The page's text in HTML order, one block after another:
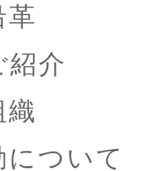
革
紹介
織
について